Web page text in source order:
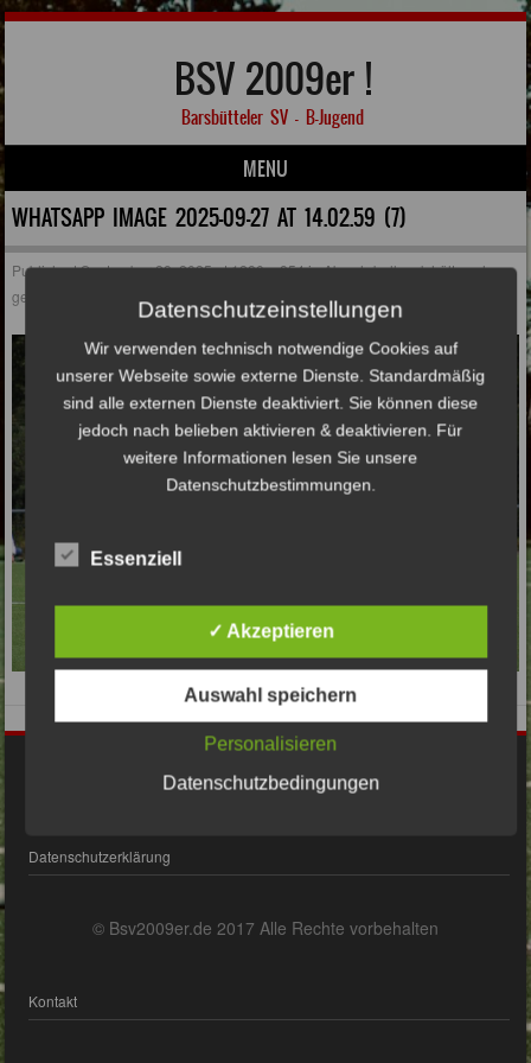
BSV 2009er !
Barsbütteler SV – B-Jugend
MENU
Skip to content
WHATSAPP IMAGE 2025-09-27 AT 14.02.59 (7)
PublishedSeptember 28, 2025at1280 × 854inAbwehrbollwerk hält auch
gegen Eintracht Norderstedt!
Datenschutzerklärung
© Bsv2009er.de 2017 Alle Rechte vorbehalten
Kontakt
Datenschutzeinstellungen
Wir verwenden technisch notwendige Cookies auf
unserer Webseite sowie externe Dienste. Standardmäßig
sind alle externen Dienste deaktiviert. Sie können diese
jedoch nach belieben aktivieren & deaktivieren. Für
weitere Informationen lesen Sie unsere
Datenschutzbestimmungen.
Essenziell
✓ Akzeptieren
Auswahl speichern
Personalisieren
Datenschutzbedingungen